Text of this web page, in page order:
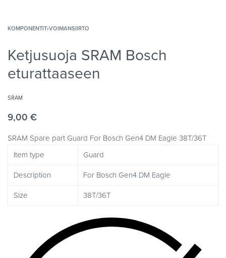
KOMPONENTIT›VOIMANSIIRTO
Ketjusuoja SRAM Bosch
eturattaaseen
SRAM
9,00 €
SRAM Spare part Guard For Bosch Gen4 DM Eagle 38T/36T
Item type
Guard
Description For Bosch Gen4 DM Eagle
Size 38T/36T